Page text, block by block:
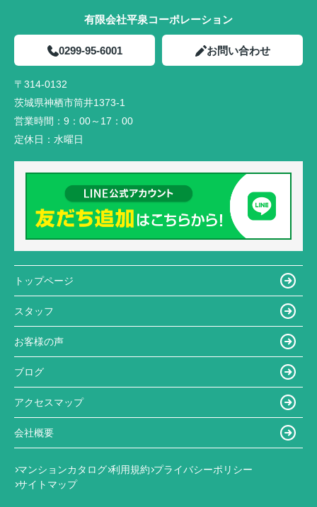
有限会社平泉コーポレーション
0299-95-6001 お問い合わせ
〒314-0132
茨城県神栖市筒井1373-1
営業時間： 9：00～17：00
定休日： 水曜日
トップページ
スタッフ
お客様の声
ブログ
アクセスマップ
会社概要
マンションカタログ 利用規約 プライバシーポリシー
サイトマップ